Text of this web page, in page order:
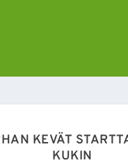
KEVÄT
KUKIN